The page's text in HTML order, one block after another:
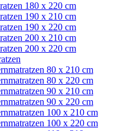
180 x 220 cm
190 x 210 cm
190 x 220 cm
200 x 210 cm
200 x 220 cm
80 x 210 cm
80 x 220 cm
90 x 210 cm
90 x 220 cm
100 x 210 cm
100 x 220 cm